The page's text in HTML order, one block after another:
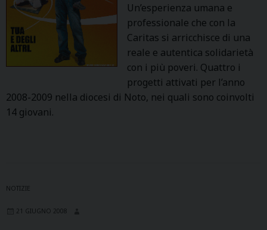
Un’esperienza umana e
professionale che con la
Caritas si arricchisce di una
reale e autentica solidarietà
con i più poveri. Quattro i
progetti attivati per l’anno
2008-2009 nella diocesi di Noto, nei quali sono coinvolti
14 giovani.
NOTIZIE
21 GIUGNO 2008